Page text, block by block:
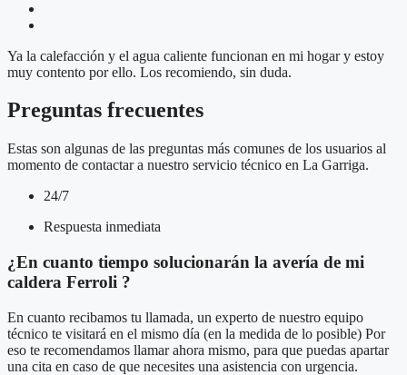
Ya la calefacción y el agua caliente funcionan en mi hogar y estoy
muy contento por ello. Los recomiendo, sin duda.
Preguntas frecuentes
Estas son algunas de las preguntas más comunes de los usuarios al
momento de contactar a nuestro servicio técnico en La Garriga.
24/7
Respuesta inmediata
¿En cuanto tiempo solucionarán la avería de mi
caldera Ferroli ?
En cuanto recibamos tu llamada, un experto de nuestro equipo
técnico te visitará en el mismo día (en la medida de lo posible) Por
eso te recomendamos llamar ahora mismo, para que puedas apartar
una cita en caso de que necesites una asistencia con urgencia.